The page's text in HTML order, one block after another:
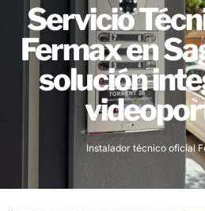
Servicio
Fermax en
solución
Instalador técnico oficial